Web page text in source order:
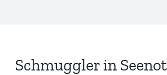
Schmuggler in Seenot